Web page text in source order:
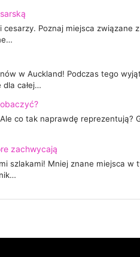
Poznaj miejsca
w Auckland! Podczas tego
całej…
co tak naprawdę reprezentują?
zachwycają
szlakami! Mniej znane miejsca